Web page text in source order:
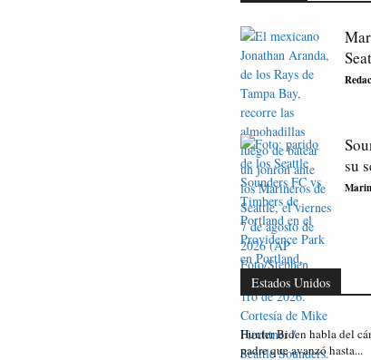
su
Estados Unidos
Hunter Biden habla del
padre que avanzó hasta...